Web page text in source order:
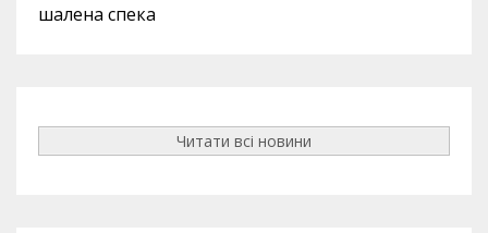
шалена спека
Читати всі новини